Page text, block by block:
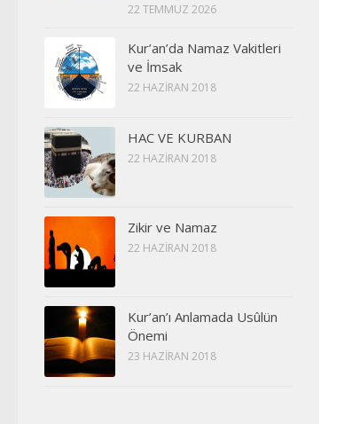
22 TEMMUZ 2026
Kur’an’da Namaz Vakitleri
ve İmsak
22 HAZIRAN 2018
HAC VE KURBAN
22 HAZIRAN 2018
Zikir ve Namaz
22 HAZIRAN 2018
Kur’an’ı Anlamada Usûlün
Önemi
23 HAZIRAN 2018